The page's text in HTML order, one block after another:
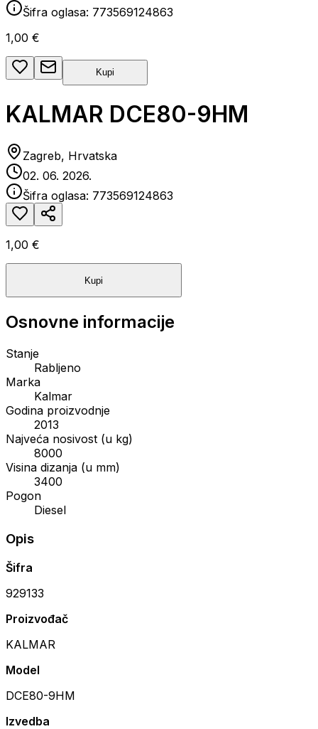
Šifra oglasa: 773569124863
1,00 €
Kupi
KALMAR DCE80-9HM
Zagreb, Hrvatska
02. 06. 2026.
Šifra oglasa: 773569124863
1,00 €
Kupi
Osnovne informacije
Stanje
Rabljeno
Marka
Kalmar
Godina proizvodnje
2013
Najveća nosivost (u kg)
8000
Visina dizanja (u mm)
3400
Pogon
Diesel
Opis
Šifra
929133
Proizvođač
KALMAR
Model
DCE80-9HM
Izvedba